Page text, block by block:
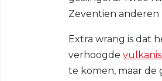
Zeventien
Extra wrang is dat
verhoogde
te komen, maar de